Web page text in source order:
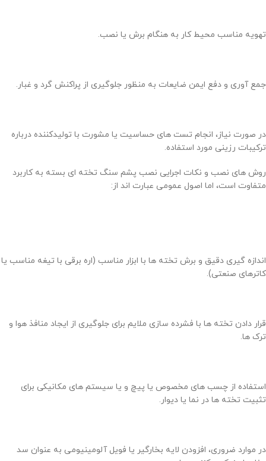
تهویه مناسب محیط کار به هنگام برش یا نصب.
جمع آوری و دفع ایمن ضایعات به منظور جلوگیری از پراکنش گرد و غبار.
در صورت نیاز، انجام تست های حساسیت یا مشورت با تولیدکننده درباره
ترکیبات رزینی مورد استفاده.
روش های نصب و نکات اجرایی نصب پشم سنگ تخته ای بسته به کاربرد
متفاوت است، اما اصول عمومی عبارت اند از:
اندازه گیری دقیق و برش تخته ها با ابزار مناسب (اره برقی با تیغه مناسب یا
کاترهای صنعتی).
قرار دادن تخته ها با فشرده سازی ملایم برای جلوگیری از ایجاد منافذ هوا و
ترک ها.
استفاده از چسب های مخصوص یا پیچ و یا سیستم های مکانیکی برای
تثبیت تخته ها در نما یا دیوار.
در موارد ضروری، افزودن لایه بخارگیر یا فویل آلومینیومی به عنوان سد